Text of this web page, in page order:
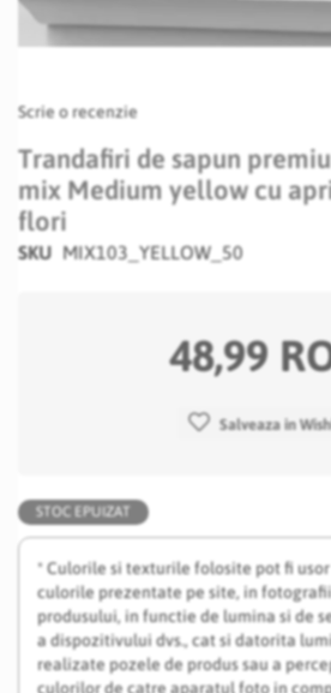
to
beginning
of
the
images
gallery
Scrie o recenzie
Trandafiri de sapun
mix Medium yellow cu
flori
SKU MIX103_YELLOW_50
STOC EPUIZAT
* Culorile si texturile folosite pot fi
culorile prezentate pe site, in
produsului, in functie de lumina si de
a dispozitivului dvs., cat si datorita
realizate pozele de produs sau a
culorilor de catre aparatul foto in
48,99
Salveaza in